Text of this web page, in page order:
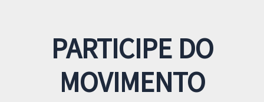
PARTICIPE DO
MOVIMENTO